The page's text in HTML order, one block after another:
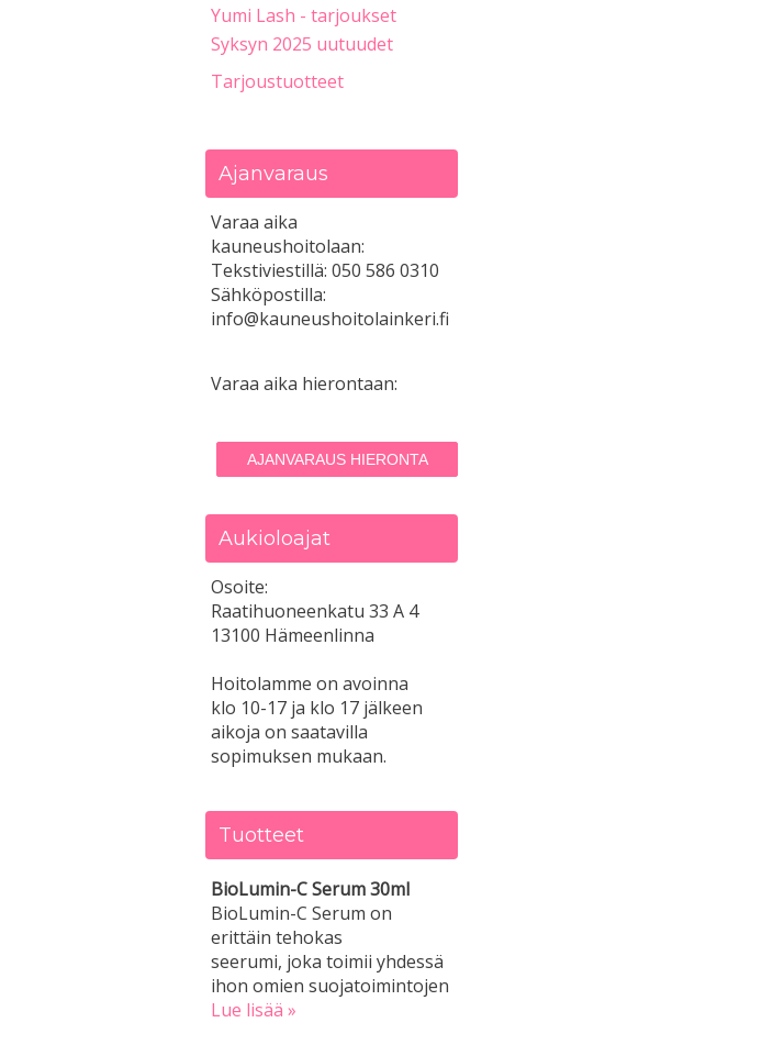
Yumi Lash - tarjoukset
Syksyn 2025 uutuudet
Tarjoustuotteet
Ajanvaraus
Varaa aika
kauneushoitolaan:
Tekstiviestillä: 050 586 0310
Sähköpostilla:
info@kauneushoitolainkeri.fi
Varaa aika hierontaan:
AJANVARAUS HIERONTA
Aukioloajat
Osoite:
Raatihuoneenkatu 33 A 4
13100 Hämeenlinna
Hoitolamme on avoinna
klo 10-17 ja klo 17 jälkeen
aikoja on saatavilla
sopimuksen mukaan.
Tuotteet
BioLumin-C Serum 30ml
BioLumin-C Serum on
erittäin tehokas
seerumi, joka toimii yhdessä
ihon omien suojatoimintojen
Lue lisää »